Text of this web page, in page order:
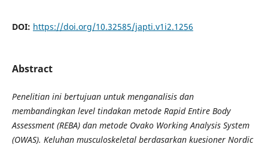
DOI: https://doi.org/10.32585/japti.v1i2.1256
Abstract
Penelitian ini bertujuan untuk menganalisis dan
membandingkan level tindakan metode Rapid Entire Body
Assessment (REBA) dan metode Ovako Working Analysis System
(OWAS). Keluhan musculoskeletal berdasarkan kuesioner Nordic